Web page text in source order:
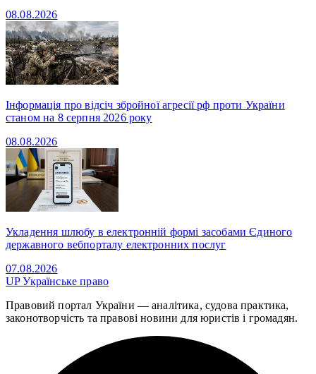
08.08.2026
Інформація про відсіч збройної агресії рф проти України
станом на 8 серпня 2026 року
08.08.2026
Укладення шлюбу в електронній формі засобами Єдиного
державного вебпорталу електронних послуг
07.08.2026
UPУкраїнське право
Правовий портал України — аналітика, судова практика,
законотворчість та правові новини для юристів і громадян.